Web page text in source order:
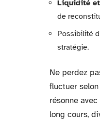
Liquidité
de
Possibilité
stratégie.
Ne perdez
fluctuer
résonne
long cours,